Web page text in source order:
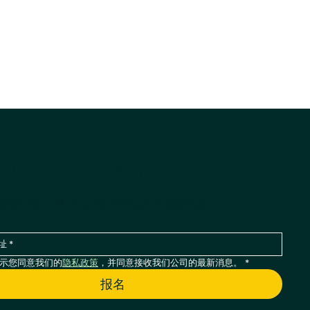
您同意我们的隐私政策，并同意接收我们公司的最新消息。 *
报名